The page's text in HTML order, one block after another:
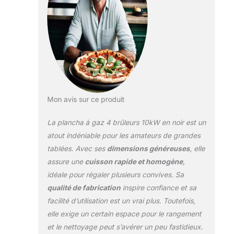
d'aliments en une
seule fois. Contrôle
Précis : Chaque
brûleur est équipé
d'un bouton de
commande
individuel pour un
réglage facile de la
vos besoins.
Robuste : Fabriquée
avec des matériaux
de haute qualité,
cette plancha est
conçue pour
résister aux
rigueurs d'une
utilisation intensive.
Polyvalente : Idéale
pour la cuisson de
viandes, poissons,
Mon avis sur ce produit
La plancha à gaz 4 brûleurs 10kW en noir est un
atout indéniable pour les amateurs de grandes
tablées. Avec ses dimensions généreuses, elle
assure une cuisson rapide et homogène,
idéale pour régaler plusieurs convives. Sa
qualité de fabricationinspire confiance et sa
facilité d’utilisation est un vrai plus. Toutefois,
elle exige un certain espace pour le rangement
et le nettoyage peut s’avérer un peu fastidieux.